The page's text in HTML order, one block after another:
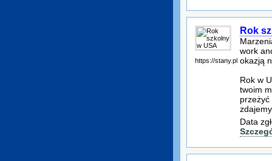
https://stany.pl
Rok
work
okazją
Rok w
twoim
Data